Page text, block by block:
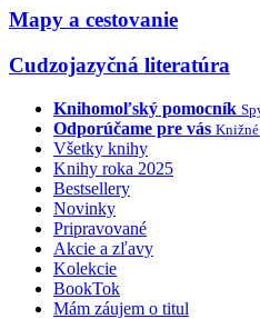
Mapy a cestovanie
Cudzojazyčná literatúra
Knihomoľský pomocník
Odporúčame pre vás
Všetky knihy
Knihy roka 2025
Bestsellery
Novinky
Pripravované
Akcie a zľavy
Kolekcie
BookTok
Mám záujem o titul